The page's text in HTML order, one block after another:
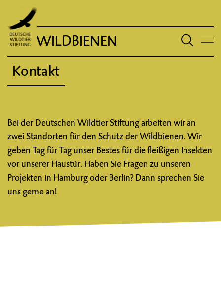
WILDBIENEN
Kontakt
Bei der Deutschen Wildtier Stiftung arbeiten wir an
zwei Standorten für den Schutz der Wildbienen. Wir
geben Tag für Tag unser Bestes für die fleißigen Insekten
vor unserer Haustür. Haben Sie Fragen zu unseren
Projekten in Hamburg oder Berlin? Dann sprechen Sie
uns gerne an!